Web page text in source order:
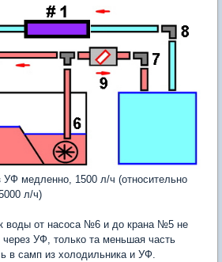
УФ медленно, 1500 л/ч (относительно
л/ч)
воды от насоса №6 и до крана №5 не
через УФ, только та меньшая часть
в самп из холодильника и УФ.